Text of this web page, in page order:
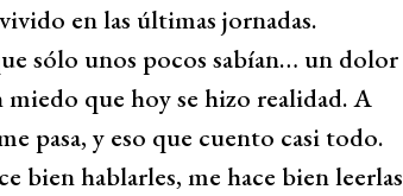
en las últimas jornadas.
sólo unos pocos sabían… un dolor
miedo que hoy se hizo realidad. A
pasa, y eso que cuento casi todo.
bien hablarles, me hace bien leerlas